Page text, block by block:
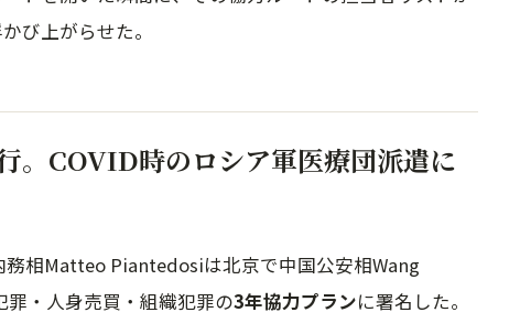
び上がらせた。
。COVID時のロシア軍医療団派遣に
務相Matteo Piantedosiは北京で中国公安相Wang
・人身売買・組織犯罪の3年協力プランに署名した。